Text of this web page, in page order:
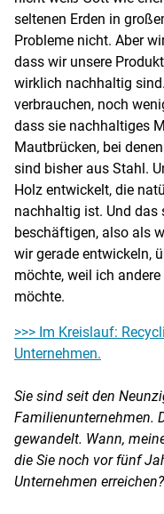
seltenen Erden in
Probleme nicht. Aber
dass wir unsere
wirklich nachhaltig
verbrauchen, noch
dass sie nachhaltiges
Mautbrücken, bei
sind bisher aus Stahl.
Holz entwickelt, die
nachhaltig ist. Und das
beschäftigen, also als
wir gerade entwickeln,
möchte, weil ich
möchte.
>>> Im Kreislauf:
Unternehmen.
Sie sind seit den
Familienunternehmen.
gewandelt. Wann,
die Sie noch vor fünf
Unternehmen erreichen?